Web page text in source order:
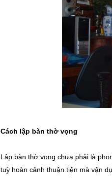
Cách lập bàn thờ vọng
Lập bàn thờ vọng chưa phải là
tuỳ hoàn cảnh thuận tiện mà vận